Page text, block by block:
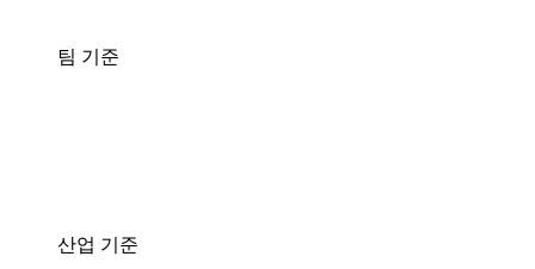
팀 기준
산업 기준